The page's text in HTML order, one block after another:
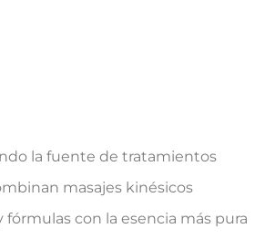
la fuente de tratamientos
masajes kinésicos
fórmulas con la esencia más pura